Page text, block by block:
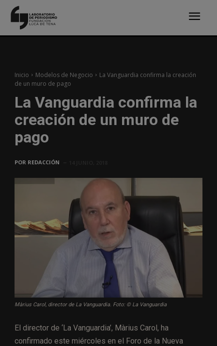
Inicio Modelos de Negocio
La Vanguardia confirma la creación
de un muro de pago
La Vanguardia confirma la
creación de un muro de
pago
POR REDACCIÓN
Màrius Carol, director de La Vanguardia. Foto: © La Vanguardia
El director de ‘La Vanguardia’, Màrius Carol, ha
confirmado este miércoles en el Foro de la Nueva